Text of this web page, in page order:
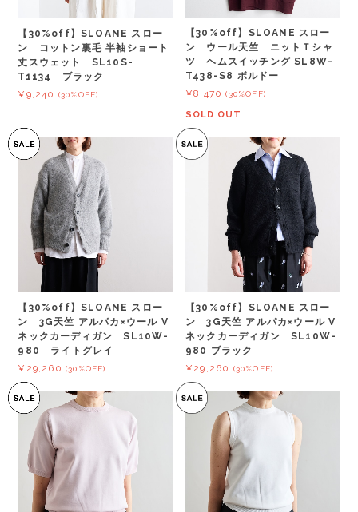
【30%off】SLOANE スロー
ン コットン裏毛 半袖ショート
丈スウェット SL10S-
T1134 ブラック
¥9,240
(30%OFF)
【30%off】SLOANE スロー
ン ウール天竺 ニットＴシャ
ツ ヘムスイッチング SL8W-
T438-S8 ボルドー
¥8,470 (30%OFF)
SOLD OUT
【30%off】SLOANE スロー
ン 3G天竺 アルパカ×ウール V
ネックカーディガン SL10W-
980 ライトグレイ
¥29,260 (30%OFF)
【30%off】SLOANE スロー
ン 3G天竺 アルパカ×ウール V
ネックカーディガン SL10W-
980 ブラック
¥29,260
(30%OFF)